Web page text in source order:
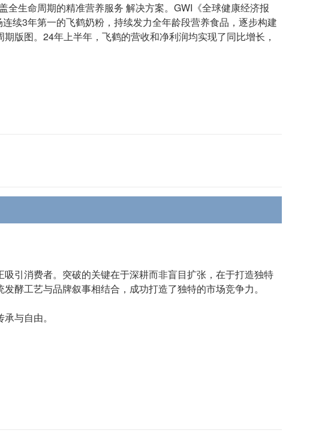
生命周期的精准营养服务 解决方案。GWI《全球健康经济报
续3年第一的飞鹤奶粉，持续发力全年龄段营养食品，逐步构建
版图。24年上半年，飞鹤的营收和净利润均实现了同比增长，
引消费者。突破的关键在于深耕而非盲目扩张，在于打造独特
酵工艺与品牌叙事相结合，成功打造了独特的市场竞争力。
与自由。